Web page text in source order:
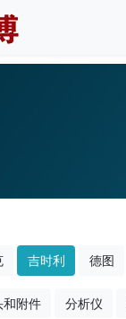
吉时利 德图
和附件 分析仪